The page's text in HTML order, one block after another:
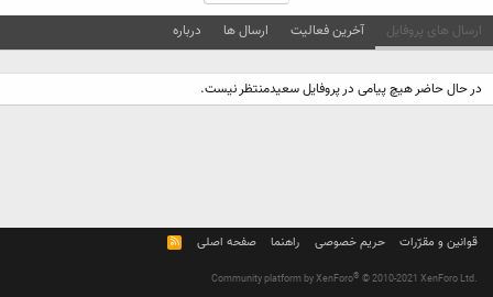
ارسال های پروفایل آخرین فعالیت ارسال ها درباره
در حال حاضر هیچ پیامی در پروفایل سعیدمنتظر نیست.
قوانین و مقرّرات حریم خصوصی راهنما صفحه اصلی
R
S
Community platform by XenForo® © 2010-2021 XenForo Ltd.